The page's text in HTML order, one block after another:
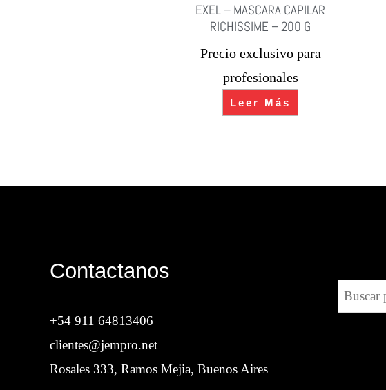
EXEL – MASCARA CAPILAR
RICHISSIME – 200 G
Precio exclusivo para
profesionales
Leer Más
Contactanos
+54 911 64813406
clientes@jempro.net
Rosales 333, Ramos Mejia, Buenos Aires